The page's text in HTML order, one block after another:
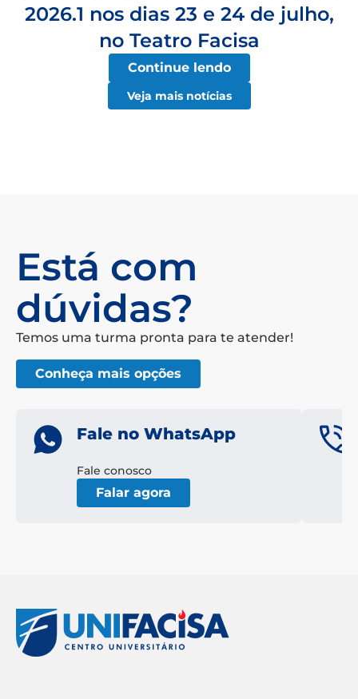
2026.1 nos dias 23 e 24 de julho,
no Teatro Facisa
Continue lendo
Veja mais notícias
Está com
dúvidas?
Temos uma turma pronta para te atender!
Conheça mais opções
Fale no WhatsApp
Fale conosco
Falar agora